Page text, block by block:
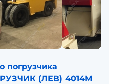
погрузчика
(ЛЕВ) 4014М